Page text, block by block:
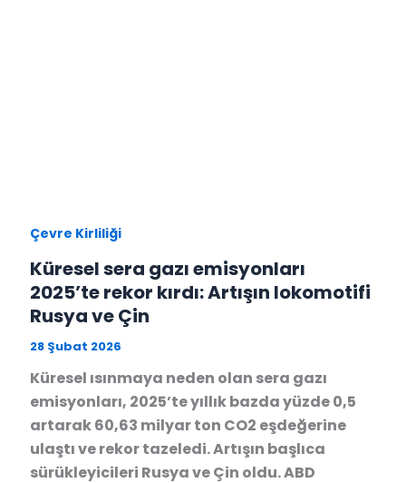
Çevre Kirliliği
Küresel sera gazı emisyonları
2025’te rekor kırdı: Artışın lokomotifi
Rusya ve Çin
28 Şubat 2026
Küresel ısınmaya neden olan sera gazı
emisyonları, 2025’te yıllık bazda yüzde 0,5
artarak 60,63 milyar ton CO2 eşdeğerine
ulaştı ve rekor tazeledi. Artışın başlıca
sürükleyicileri Rusya ve Çin oldu. ABD